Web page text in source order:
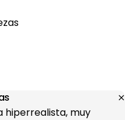
hiperrealista, muy